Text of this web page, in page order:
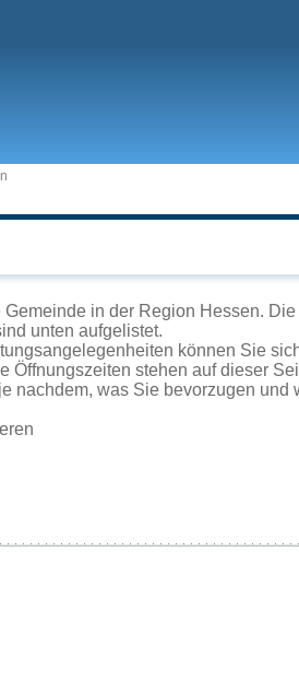
Gemeinde in der Region Hessen.
unten aufgelistet.
können Sie
Öffnungszeiten stehen auf dieser
nachdem, was Sie bevorzugen und